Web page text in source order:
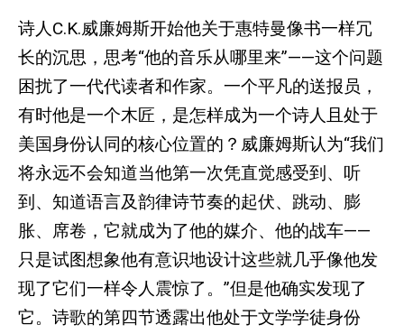
诗人C.K.威廉姆斯开始他关于惠特曼像书一样冗
长的沉思，思考“他的音乐从哪里来”——这个问题
困扰了一代代读者和作家。一个平凡的送报员，
有时他是一个木匠，是怎样成为一个诗人且处于
美国身份认同的核心位置的？威廉姆斯认为“我们
将永远不会知道当他第一次凭直觉感受到、听
到、知道语言及韵律诗节奏的起伏、跳动、膨
胀、席卷，它就成为了他的媒介、他的战车——
只是试图想象他有意识地设计这些就几乎像他发
现了它们一样令人震惊了。”但是他确实发现了
它。诗歌的第四节透露出他处于文学学徒身份